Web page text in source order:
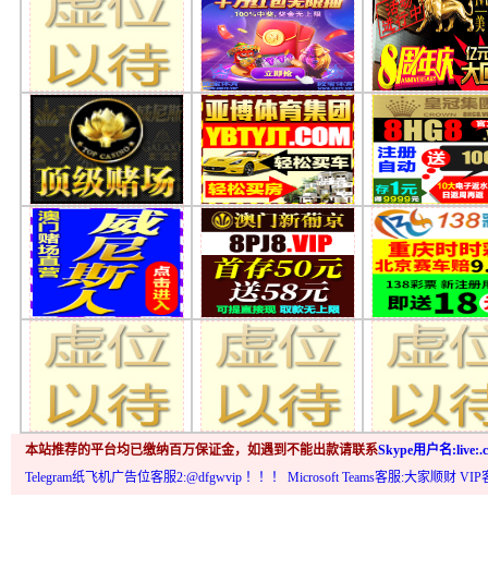
本站推荐的平台均已缴纳百万保证金，如遇到不能出款请联系Skype用户名
Telegram纸飞机广告位客服2:@dfgwvip ！！！ Microsoft Teams客服:大家顺财 VIP